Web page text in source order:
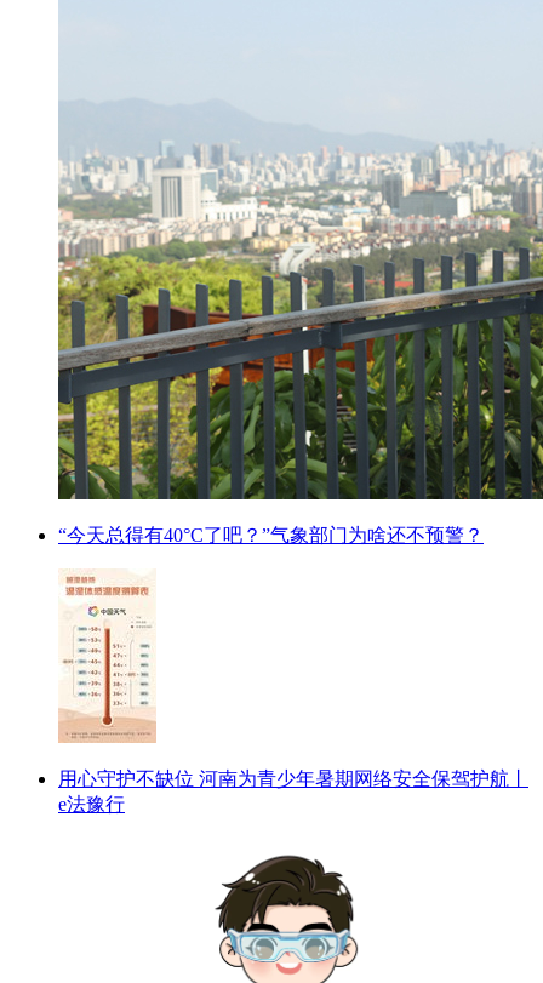
“今天总得有40°C了吧？”气象部门为啥还不预警？
用心守护不缺位 河南为青少年暑期网络安全保驾护航丨
e法豫行